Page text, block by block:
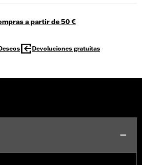
a partir de 50 €
Devoluciones gratuitas